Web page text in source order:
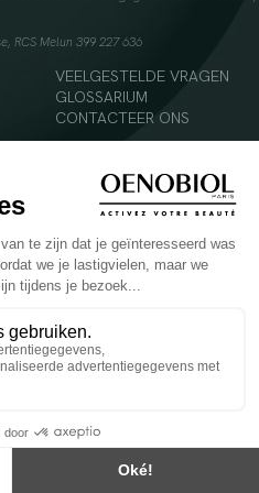
RCS Melun 399 227 636
VEELGESTELDE VRAGEN
GLOSSARIUM
CONTACTEER ONS
als onderdeel van een gevarieerde,
Aanbevolen dagelijkse dosis niet
buiten het bereik van kinderen houden.